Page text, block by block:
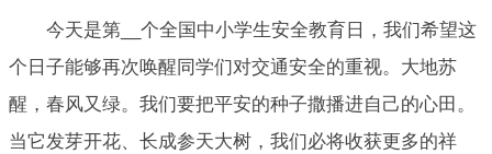
今天是第__个全国中小学生安全教育日，我们希望这
个日子能够再次唤醒同学们对交通安全的重视。大地苏
醒，春风又绿。我们要把平安的种子撒播进自己的心田。
当它发芽开花、长成参天大树，我们必将收获更多的祥